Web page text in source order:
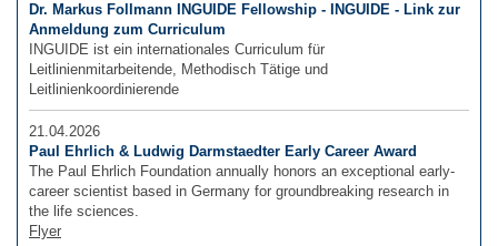
Dr. Markus Follmann INGUIDE Fellowship - INGUIDE - Link zur
Anmeldung zum Curriculum
INGUIDE ist ein internationales Curriculum für
Leitlinienmitarbeitende, Methodisch Tätige und
Leitlinienkoordinierende
21.04.2026
Paul Ehrlich & Ludwig Darmstaedter Early Career Award
The Paul Ehrlich Foundation annually honors an exceptional early-
career scientist based in Germany for groundbreaking research in
the life sciences.
Flyer